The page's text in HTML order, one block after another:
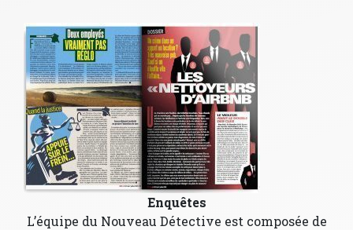
Enquêtes
L’équipe du Nouveau Détective est composée de